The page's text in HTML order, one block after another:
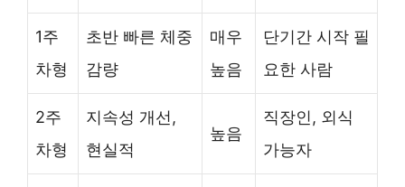
1주
차형
초반 빠른 체중
감량
매우
높음
단기간 시작 필
요한 사람
2주
차형
지속성 개선,
현실적
높음
직장인, 외식
가능자